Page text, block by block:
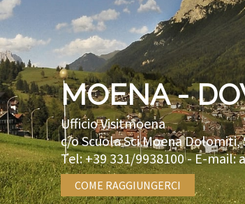
MOENA -
Ufficio Visitmoena
c/o Scuola Sci Moena
Tel:+39 331/9938100- E-mail:
COME RAGGIUNGERCI